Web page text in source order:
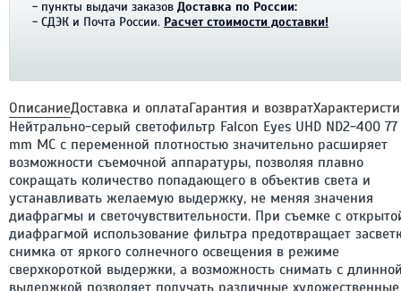
- пункты выдачи заказов Доставка по России:
- СДЭК и Почта России. Расчет стоимости доставки!
ОписаниеДоставка и оплатаГарантия и возврат
Нейтрально-серый cветофильтр Falcon Eyes UHD ND2-400 77
mm MC с переменной плотностью значительно расширяет
возможности съемочной аппаратуры, позволяя плавно
сокращать количество попадающего в объектив света и
устанавливать желаемую выдержку, не меняя значения
диафрагмы и светочувствительности. При съемке с
диафрагмой использование фильтра предотвращает
снимка от яркого солнечного освещения в режиме
сверхкороткой выдержки, а возможность снимать с